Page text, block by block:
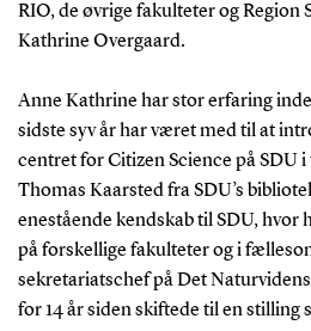
RIO, de øvrige fakulteter og Region
Kathrine Overgaard.
Anne Kathrine har stor erfaring
sidste syv år har været med til at
centret for Citizen Science på SDU
Thomas Kaarsted fra SDU’s
enestående kendskab til SDU, hvor
på forskellige fakulteter og i
sekretariatschef på Det
for 14 år siden skiftede til en stilling